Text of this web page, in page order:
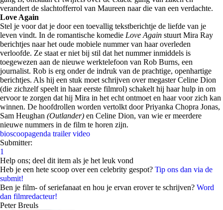
verandert de slachtofferrol van Maureen naar die van een verdachte.
Love Again
Stel je voor dat je door een toevallig tekstberichtje de liefde van je
leven vindt. In de romantische komedie Love Again stuurt Mira Ray
berichtjes naar het oude mobiele nummer van haar overleden
verloofde. Ze staat er niet bij stil dat het nummer inmiddels is
toegewezen aan de nieuwe werktelefoon van Rob Burns, een
journalist. Rob is erg onder de indruk van de prachtige, openhartige
berichtjes. Als hij een stuk moet schrijven over megaster Celine Dion
(die zichzelf speelt in haar eerste filmrol) schakelt hij haar hulp in om
ervoor te zorgen dat hij Mira in het echt ontmoet en haar voor zich kan
winnen. De hoofdrollen worden vertolkt door Priyanka Chopra Jonas,
Sam Heughan (Outlander) en Celine Dion, van wie er meerdere
nieuwe nummers in de film te horen zijn.
bioscoopagenda trailer video
Submitter:
1
Help ons; deel dit item als je het leuk vond
Heb je een hete scoop over een celebrity gespot? Tip ons dan via de
submit!
Ben je film- of seriefanaat en hou je ervan erover te schrijven? Word
dan filmredacteur!
Peter Breuls